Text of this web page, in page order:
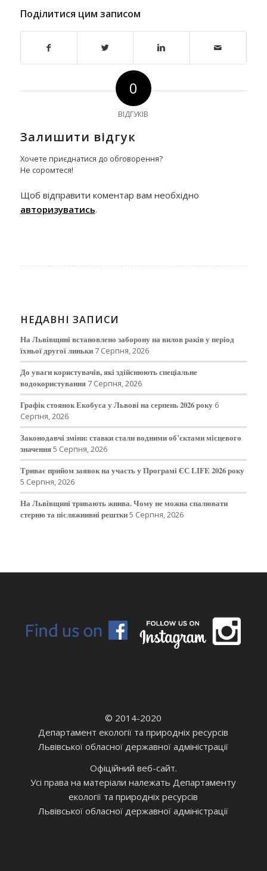
Поділитися цим записом
0
ВІДГУКІВ
Залишити відгук
Хочете приєднатися до обговорення?
Не соромтеся!
Щоб відправити коментар вам необхідно
авторизуватись.
НЕДАВНІ ЗАПИСИ
На Львівщині встановлено заборону на вилов раків у період
їхньої другої линьки 7 Серпня, 2026
До уваги користувачів, які здійснюють спеціальне
водокористування 7 Серпня, 2026
Графік стоянок Екобуса у Львові на серпень 2026 року 6
Серпня, 2026
Законодавчі зміни: ставки стали водними об’єктами місцевого
значення5 Серпня, 2026
Триває прийом заявок на участь у Програмі ЄС LIFE 2026 року
5 Серпня, 2026
На Львівщині тривають жнива. Чому не можна спалювати
стерню та післяжнивні рештки5 Серпня, 2026
© 2014-2020
Департамент екології та природніх ресурсів
Львівської обласної державної адміністрації
Офіційний веб-сайт.
Усі права на матеріали належать Департаменту
екології та природніх ресурсів
Львівської обласної державної адміністрації